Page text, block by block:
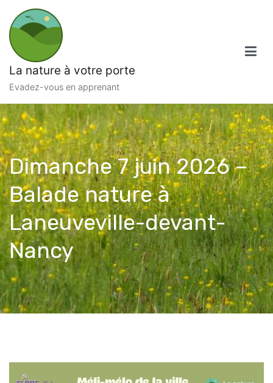
contenu
La nature à votre porte
Evadez-vous en apprenant
Dimanche 7 juin 2026 –
Balade nature à
Laneuveville-devant-
Nancy